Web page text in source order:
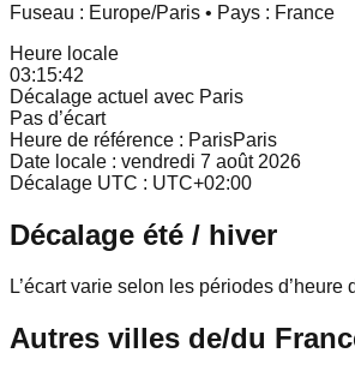
Fuseau : Europe/Paris • Pays : France
Heure locale
03:15:42
Décalage actuel avec Paris
Pas d’écart
Heure de référence : ParisParis
Date locale : vendredi 7 août 2026
Décalage UTC : UTC+02:00
Décalage été / hiver
L’écart varie selon les périodes
Autres villes de/du